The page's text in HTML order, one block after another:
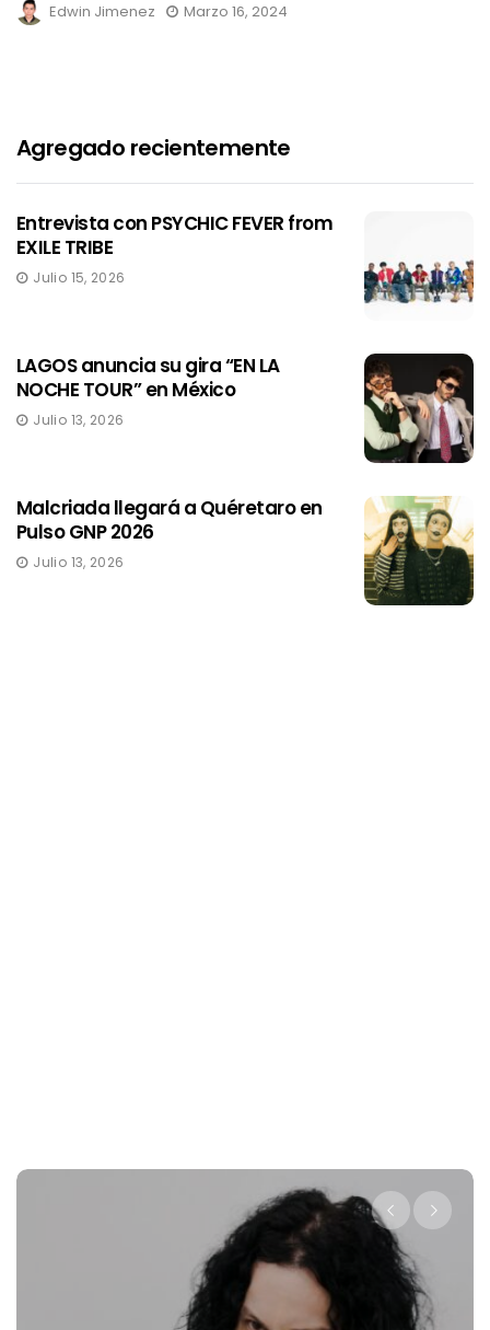
Edwin Jimenez Marzo 16, 2024
Agregado recientemente
Entrevista con PSYCHIC FEVER from
EXILE TRIBE
Julio 15, 2026
LAGOS anuncia su gira “EN LA
NOCHE TOUR” en México
Julio 13, 2026
Malcriada llegará a Quéretaro en
Pulso GNP 2026
Julio 13, 2026